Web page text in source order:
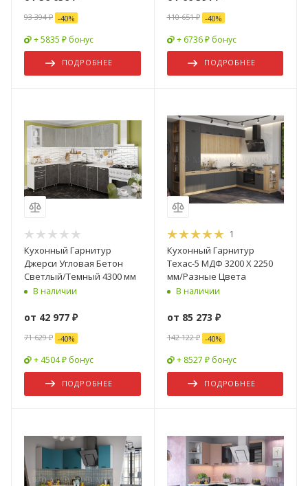
93 394 ₽ -40%
+ 5835 ₽ бонус
ПОДРОБНЕЕ
110 651 ₽ -40%
+ 6736 ₽ бонус
ПОДРОБНЕЕ
Кухонный Гарнитур
Джерси Угловая Бетон
Светлый/Темный 4300 мм
В наличии
от 42 977 ₽
71 629 ₽ -40%
+ 4504 ₽ бонус
ПОДРОБНЕЕ
1
Кухонный Гарнитур
Техас-5 МДФ 3200 Х 2250
мм/Разные Цвета
В наличии
от 85 273 ₽
142 122 ₽ -40%
+ 8527 ₽ бонус
ПОДРОБНЕЕ